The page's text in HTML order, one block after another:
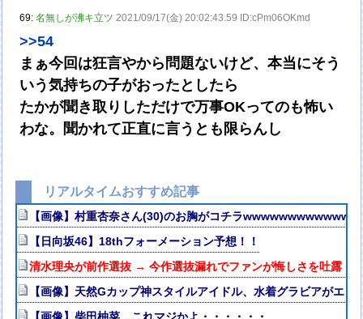
69:名無しが沸キ立ツ 2021/09/17(金) 20:02:43.59 ID:cPm06OKmd
>>54
まぁ今回は狂言やから問題ないけど、本当にそう
いう気持ちの子がおったとしたら
たかが聞き取りしただけで万事OKってのも怖い
わな。聞かれて正直に言うとも限らんし
リアルタイムおすすめ記事
【画像】村重杏奈さん(30)のお胸がコチラwwwwwwwwwwww
【日向坂46】18thフォーメーション予想！！
清水理央が前作選抜 → 今作選抜漏れでファンが悔しさを吐露【
【画像】天然Gカップ神スタイルアイドル、水着グラビアがエ